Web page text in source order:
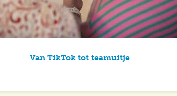
Van TikTok tot teamuitje